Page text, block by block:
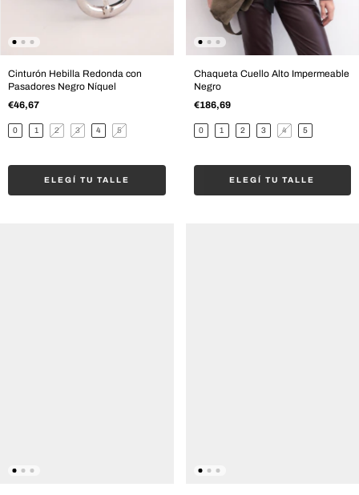
Cinturón Hebilla Redonda con
Pasadores Negro Níquel
€46,67
0 1 2 3 4 5
ELEGÍ TU TALLE
Chaqueta Cuello Alto Impermeable
Negro
€186,69
0 1 2 3 4 5
ELEGÍ TU TALLE